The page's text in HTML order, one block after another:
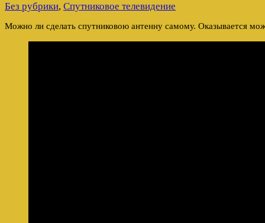
Без рубрики, Спутниковое телевидение
Можно ли сделать спутниковою антенну самому. Оказывается